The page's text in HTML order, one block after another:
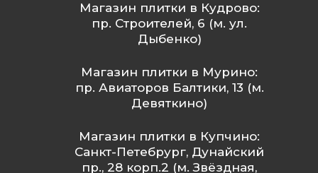
Магазин плитки в Кудрово:
пр. Строителей, 6 (м. ул.
Дыбенко)
Магазин плитки в Мурино:
пр. Авиаторов Балтики, 13 (м.
Девяткино)
Магазин плитки в Купчино:
Санкт-Петебрург, Дунайский
пр., 28 корп.2 (м. Звёздная,